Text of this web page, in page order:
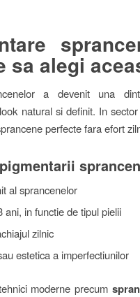
sa alegi
a devenit una
natural si definit. In
perfecte fara efort
al sprancenelor
ani, in functie de tipul pielii
zilnic
estetica a imperfectiunilor
moderne precum